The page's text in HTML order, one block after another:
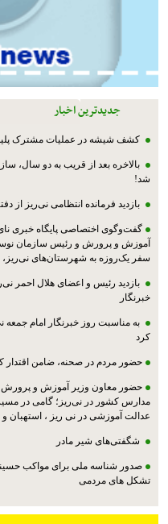
جدیدترین اخبار
کشف شیشه در عملیات مشترک
بالاخره بعد از قریب به دو سال،
شد!
بازدید فرمانده انتظامی نی‌ریز از
گفت‌وگوی اختصاصی پایگاه خبری
آموزش و پرورش و رئیس سازمان
سفر یک‌روزه به شهرستان‌های نی‌ریز،
بازدید رئیس و اعضای هلال احمر
خبرنگار
به مناسبت روز خبرنگار امام جمعه
کرد
حضور مردم در صحنه، ضامن
حضور معاون وزیر آموزش و پرورش
مدارس کشور در نی‌ریز؛ گامی در
عدالت آموزشی در نی ریز ، استهبان و
شگفتی‌های شیر مادر
صدور شناسه ملی برای مواکب
تشکل های مردمی